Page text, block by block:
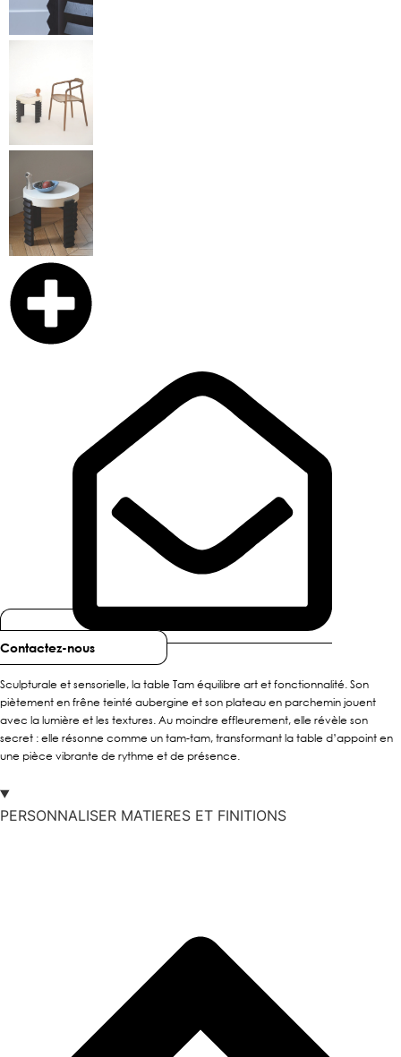
Contactez-nous
Sculpturale et sensorielle, la table Tam équilibre art et fonctionnalité. Son
piètement en frêne teinté aubergine et son plateau en parchemin jouent
avec la lumière et les textures. Au moindre effleurement, elle révèle son
secret : elle résonne comme un tam-tam, transformant la table d’appoint en
une pièce vibrante de rythme et de présence.
PERSONNALISER MATIERES ET FINITIONS